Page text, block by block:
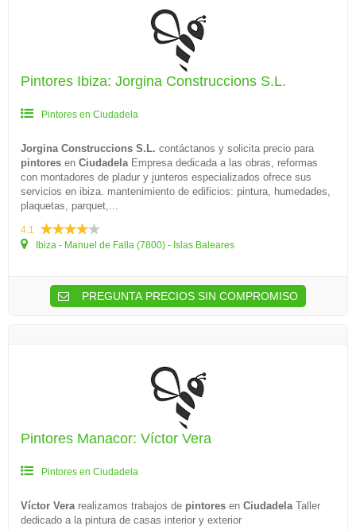
Pintores Ibiza: Jorgina Construccions S.L.
Pintores en Ciudadela
Jorgina Construccions S.L. contáctanos y solicita precio para
pintores en CiudadelaEmpresa dedicada a las obras, reformas
con montadores de pladur y junteros especializados ofrece sus
servicios en ibiza. mantenimiento de edificios: pintura, humedades,
plaquetas, parquet,...
4.1
Ibiza - Manuel de Falla (7800) - Islas Baleares
PREGUNTA PRECIOS SIN COMPROMISO
Pintores Manacor: Víctor Vera
Pintores en Ciudadela
Víctor Verarealizamos trabajos de pintores en CiudadelaTaller
dedicado a la pintura de casas interior y exterior